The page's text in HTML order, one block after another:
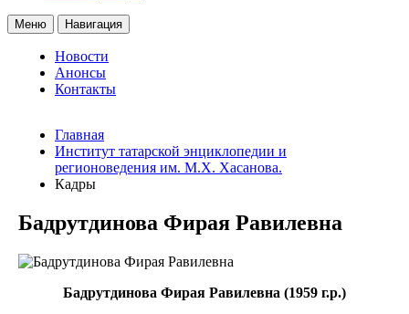
Меню Навигация
Новости
Анонсы
Контакты
Главная
Институт татарской энциклопедии и
регионоведения им. М.Х. Хасанова.
Кадры
Бадрутдинова Фирая Равилевна
Бадрутдинова Фирая Равилевна (1959 г.р.)